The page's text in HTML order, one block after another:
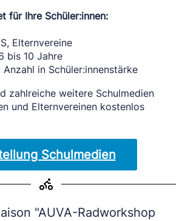
für Ihre Schüler:innen:
Elternvereine
bis 10 Jahre
in Schüler:innenstärke
zahlreiche weitere Schulmedien
und Elternvereinen kostenlos
Schulmedien
"AUVA-Radworkshop